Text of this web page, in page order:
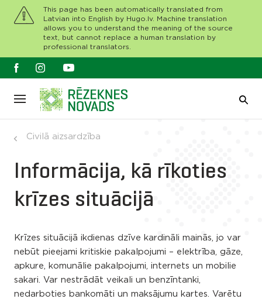
This page has been automatically translated from
Latvian into English by Hugo.lv. Machine translation
allows you to understand the meaning of the source
text, but cannot replace a human translation by
professional translators.
Civilā aizsardzība
Informācija, kā rīkoties
krīzes situācijā
Krīzes situācijā ikdienas dzīve kardināli mainās, jo var
nebūt pieejami kritiskie pakalpojumi – elektrība, gāze,
apkure, komunālie pakalpojumi, internets un mobilie
sakari. Var nestrādāt veikali un benzīntanki,
nedarboties bankomāti un maksājumu kartes. Varētu